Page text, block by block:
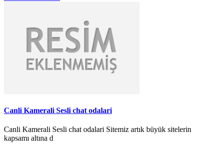
Canli Kamerali Sesli chat odalari
Canli Kamerali Sesli chat odalari Sitemiz artık büyük sitelerin
kapsamı altına d